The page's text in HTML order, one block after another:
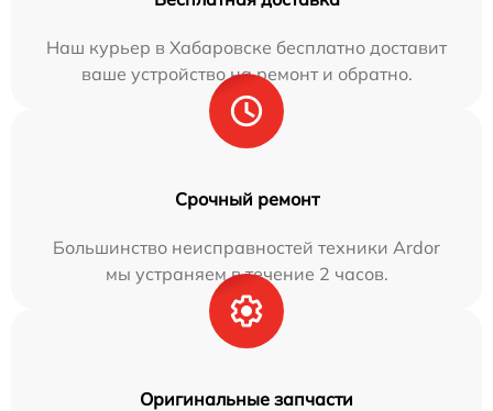
Наш курьер в Хабаровске бесплатно доставит
ваше устройство на ремонт и обратно.
Срочный ремонт
Большинство неисправностей техники Ardor
мы устраняем в течение 2 часов.
Оригинальные запчасти